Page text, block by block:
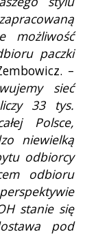
możliwość
paczki
–
sieć
33 tys.
Polsce,
niewielką
odbiorcy
odbioru
stanie się
pod